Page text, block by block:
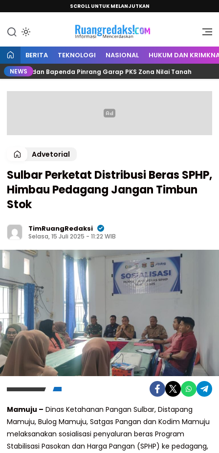
SCROLL UNTUK MELANJUTKAN
Ruang Redaksi
Informasi Mencerdaskan
BERITA TEKNOLOGI NASIONAL HUKUM DAN
NEWS
dan Bapenda Pinrang Garap PKS Zona Nilai Tanah
Advetorial
Sulbar Perketat Distribusi Beras SPHP,
Himbau Pedagang Jangan Timbun
Stok
TimRuangRedaksi
Selasa, 15 Juli 2025 - 11:22 WIB
Mamuju – Dinas Ketahanan Pangan Sulbar, Distapang
Mamuju, Bulog Mamuju, Satgas Pangan dan Kodim Mamuju
melaksanakan sosialisasi penyaluran beras Program
Stabilisasi Pasokan dan Harga Pangan (SPHP) ke pedagang,